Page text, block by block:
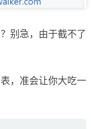
别急，由于截不了
，准会让你大吃一